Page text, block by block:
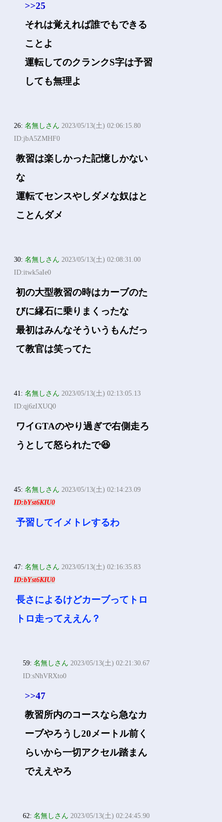
>>25
それは覚えれば誰でもできる
ことよ
運転してのクランクS字は予習
しても無理よ
26:名無しさん 2023/05/13(土) 02:06:15.80
ID:jbA5ZMHF0
教習は楽しかった記憶しかない
な
運転てセンスやしダメな奴はと
ことんダメ
30:名無しさん 2023/05/13(土) 02:08:31.00
ID:itwk5aIe0
初の大型教習の時はカーブのた
びに縁石に乗りまくったな
最初はみんなそういうもんだっ
て教官は笑ってた
41:名無しさん 2023/05/13(土) 02:13:05.13
ID:qj6zIXUQ0
ワイGTAのやり過ぎで右側走ろ
うとして怒られたで😆
45:名無しさん 2023/05/13(土) 02:14:23.09
ID:bYst6KIU0
予習してイメトレするわ
47:名無しさん 2023/05/13(土) 02:16:35.83
ID:bYst6KIU0
長さによるけどカーブってトロ
トロ走ってええん？
59:名無しさん 2023/05/13(土) 02:21:30.67
ID:sNhVRXto0
>>47
教習所内のコースなら急なカ
ーブやろうし20メートル前く
らいから一切アクセル踏まん
でええやろ
62:名無しさん 2023/05/13(土) 02:24:45.90